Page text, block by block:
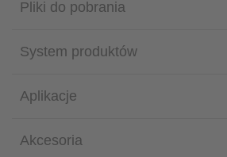
Pliki do pobrania
System produktów
Aplikacje
Akcesoria